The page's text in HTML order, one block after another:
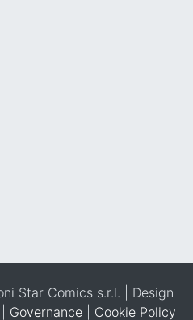
Star Comics s.r.l. | Design
Governance Cookie Policy